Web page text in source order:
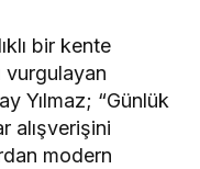
bir kente
vurgulayan
Yılmaz; “Günlük
alışverişini
modern